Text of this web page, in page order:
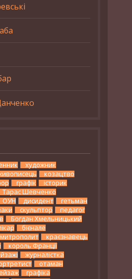
художник
козацтво
графік
історик
Тарас Шевченко
ОУН дисидент
гетьман
скульптор
педагог
Богдан Хмельницький
бієнале
митрополит
краєзнавець
король Франції
журналістка
отаман
графіка